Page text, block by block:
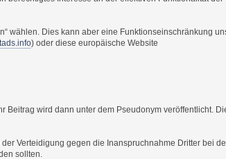
wählen. Dies kann aber eine Funktionseinschränkung
) oder diese europäische Website
wird dann unter dem Pseudonym veröffentlicht.
Verteidigung gegen die Inanspruchnahme Dritter bei
sollten.